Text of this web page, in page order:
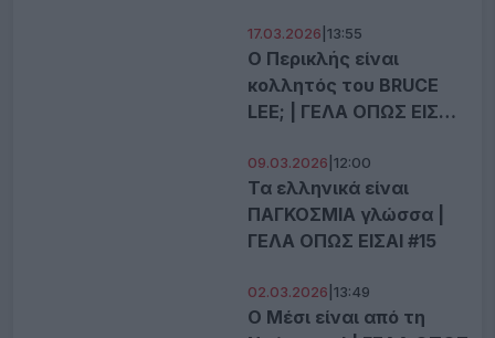
Ο Περικλής είναι
κολλητός του BRUCE
LEE; | ΓΕΛΑ ΟΠΩΣ ΕΙΣΑΙ
17.03.2026 13:55
Τα ελληνικά είναι
ΠΑΓΚΟΣΜΙΑ γλώσσα |
ΓΕΛΑ ΟΠΩΣ ΕΙΣΑΙ #15
09.03.2026 12:00
Ο Μέσι είναι από τη
02.03.2026 13:49